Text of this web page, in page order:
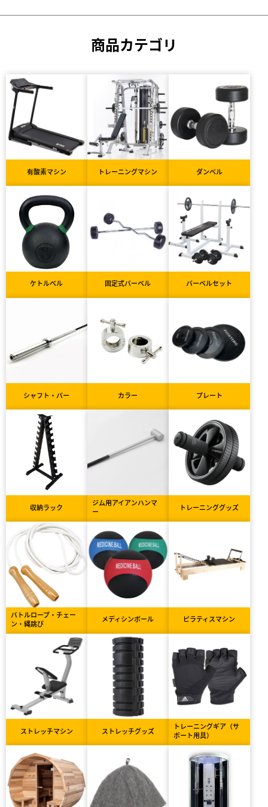
商品カテゴリ
有酸素マシン トレーニングマシン ダンベル
ケトルベル 固定式バーベル バーベルセット
シャフト・バー カラー プレート
収納ラック
ジム用アイアンハンマ
ー
トレーニンググッズ
バトルロープ・チェー
ン・縄跳び
メディシンボール ピラティスマシン
ストレッチマシン ストレッチグッズ
トレーニングギア（サ
ポート用具）